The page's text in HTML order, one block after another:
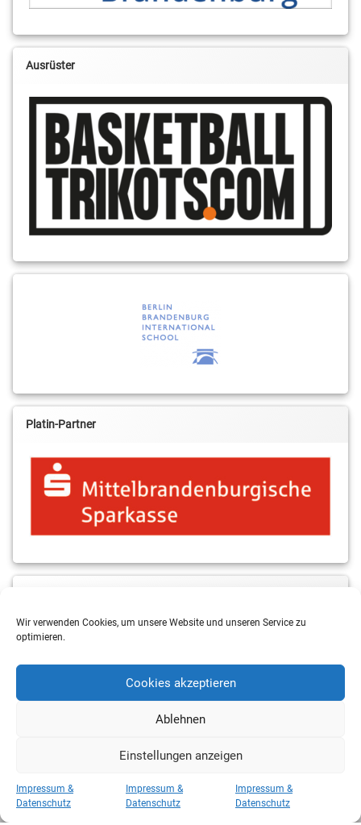
Wir verwenden Cookies, um unsere Website und unseren Service zu
optimieren.
Cookies akzeptieren
Ablehnen
Einstellungen anzeigen
Impressum &
Datenschutz
Impressum &
Datenschutz
Impressum &
Datenschutz
Ausrüster
Platin-Partner
Kategorien